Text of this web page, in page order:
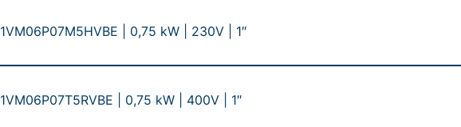
1VM06P07M5HVBE | 0,75 kW | 230V | 1″
1VM06P07T5RVBE | 0,75 kW | 400V | 1″